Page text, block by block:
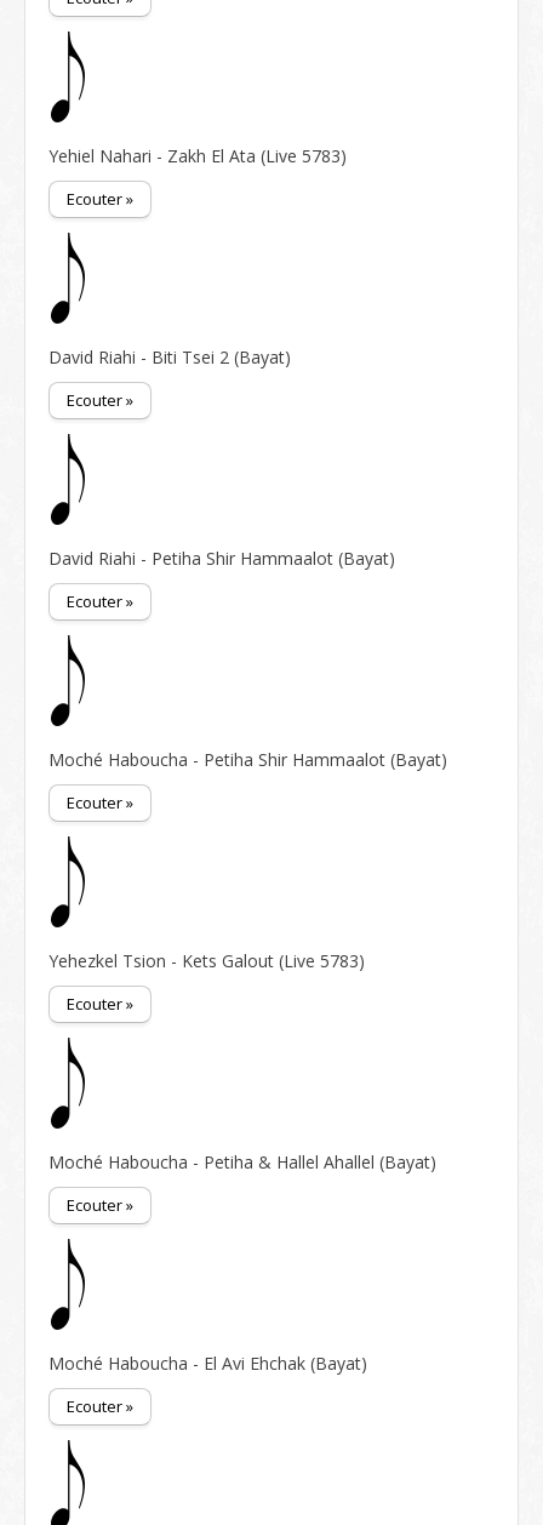
Yehiel Nahari - Zakh El Ata (Live 5783)
Ecouter »
David Riahi - Biti Tsei 2 (Bayat)
Ecouter »
David Riahi - Petiha Shir Hammaalot (Bayat)
Ecouter »
Moché Haboucha - Petiha Shir Hammaalot (Bayat)
Ecouter »
Yehezkel Tsion - Kets Galout (Live 5783)
Ecouter »
Moché Haboucha - Petiha & Hallel Ahallel (Bayat)
Ecouter »
Moché Haboucha - El Avi Ehchak (Bayat)
Ecouter »